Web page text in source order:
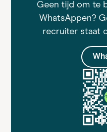
Geen tijd om te
WhatsAppen?
recruiter staat